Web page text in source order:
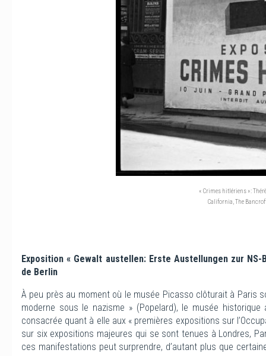
« Crimes hitlériens » :
California, The
Exposition « Gewalt austellen: Erste Austellungen zur
de Berlin
À peu près au moment où le musée Picasso clôturait à Paris
moderne sous le nazisme » (Popelard), le musée
consacrée quant à elle aux « premières expositions sur
sur six expositions majeures qui se sont tenues à Londres,
ces manifestations peut surprendre, d’autant plus que